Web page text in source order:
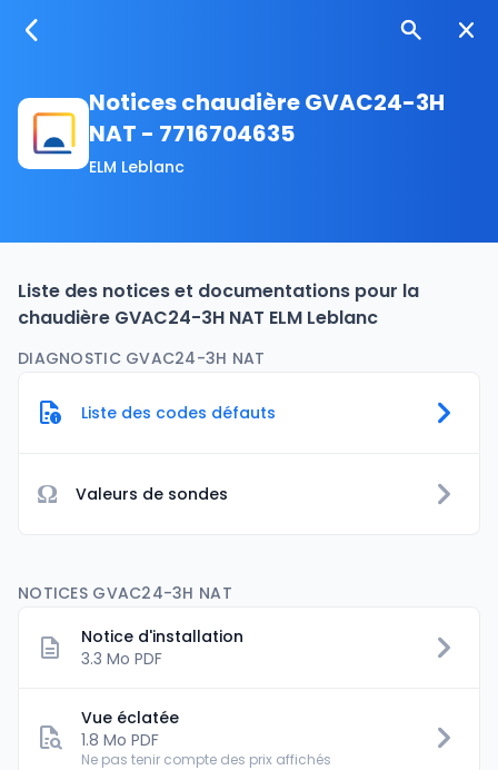
Notices chaudière GVAC24-3H
NAT - 7716704635
ELM Leblanc
Liste des notices et documentations pour la
chaudière GVAC24-3H NAT ELM Leblanc
DIAGNOSTIC GVAC24-3H NAT
Liste des codes défauts
Ω Valeurs de sondes
NOTICES GVAC24-3H NAT
Notice d'installation
3.3 Mo PDF
Vue éclatée
1.8 Mo PDF
Ne pas tenir compte des prix affichés